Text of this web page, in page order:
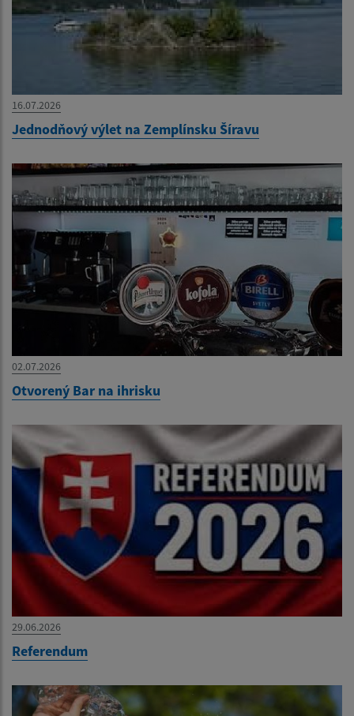
16.07.2026
Jednodňový výlet na Zemplínsku Šíravu
02.07.2026
Otvorený Bar na ihrisku
29.06.2026
Referendum